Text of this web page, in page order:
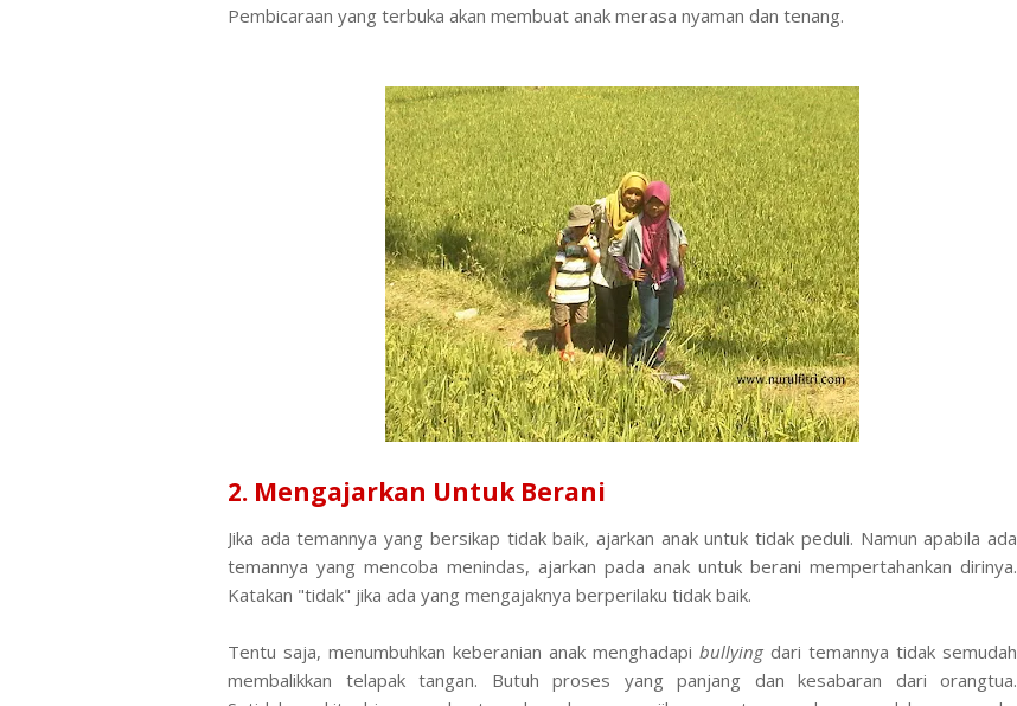
Pembicaraan yang terbuka akan membuat anak merasa nyaman dan tenang.
2. Mengajarkan Untuk Berani
Jika ada temannya yang bersikap tidak baik, ajarkan anak untuk tidak peduli. Namun apabila ada
temannya yang mencoba menindas, ajarkan pada anak untuk berani mempertahankan dirinya.
Katakan "tidak" jika ada yang mengajaknya berperilaku tidak baik.
Tentu saja, menumbuhkan keberanian anak menghadapi bullyingdari temannya tidak semudah
membalikkan telapak tangan. Butuh proses yang panjang dan kesabaran dari orangtua.